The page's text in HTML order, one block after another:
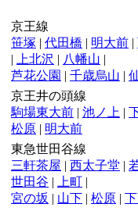
京王線
笹塚 | 代田橋 | 明大前 |
|
上北沢 | 八幡山 |
芦花公園 | 千歳烏山 |
京王井の頭線
駒場東大前 | 池ノ上 |
松原 | 明大前
東急世田谷線
三軒茶屋 | 西太子堂 |
世田谷 | 上町 |
宮の坂 | 山下 | 松原 |